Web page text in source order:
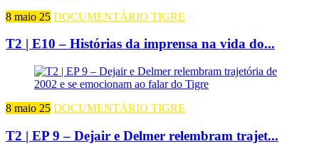
8 maio 25 DOCUMENTÁRIO TIGRE
T2 | E10 – Histórias da imprensa na vida do...
8 maio 25 DOCUMENTÁRIO TIGRE
T2 | EP 9 – Dejair e Delmer relembram trajet...